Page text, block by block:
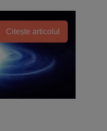
Citește articolul